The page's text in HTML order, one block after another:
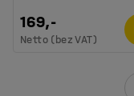
169,-
Netto (bez VAT)